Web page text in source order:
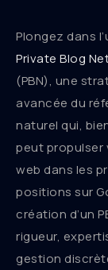
Plongez dans
Private Blog
(PBN), une
avancée du
naturel qui,
peut propulser
web dans les
positions sur
création d’un
rigueur,
gestion